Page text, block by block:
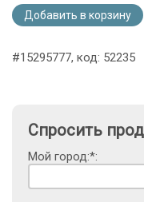
Добавить в корзину
#15295777, код: 52235
Спросить
Мой город:*: